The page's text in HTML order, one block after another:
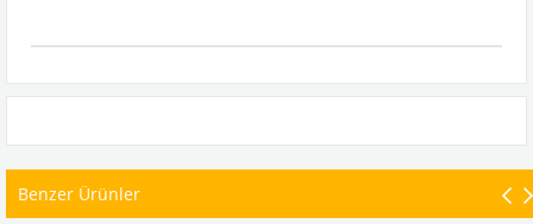
Benzer Ürünler